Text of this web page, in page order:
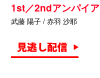
1st／2ndアンパイア
武藤 陽子 / 赤羽 沙耶